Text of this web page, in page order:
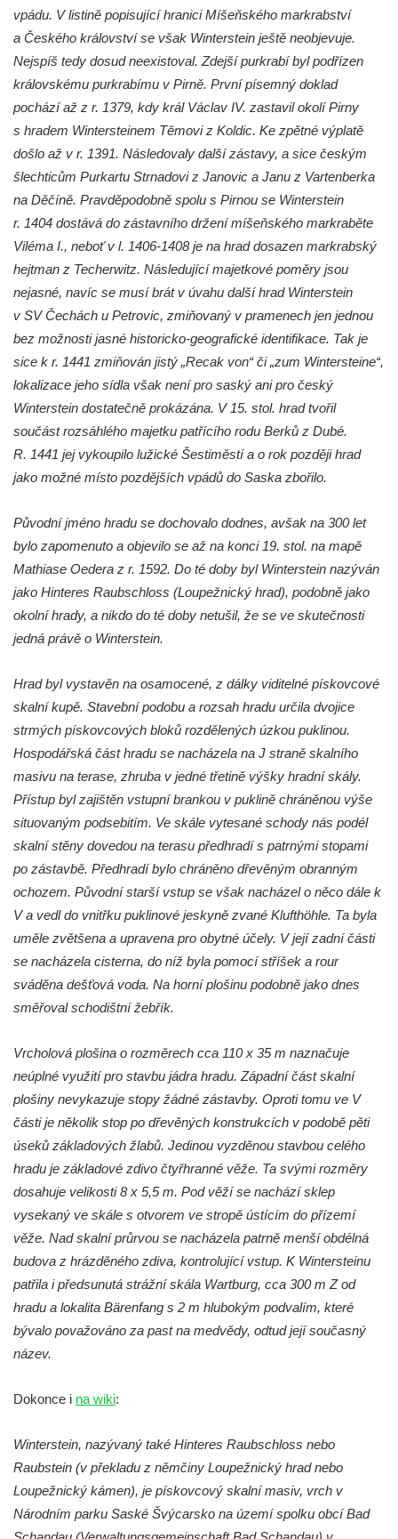
Hrad Jezdec
Hrad u Hvězdy
Hrad Čap
Hrad Bradlec
Hrad Klinštejn
Hrad Drábovna
Hrad Kvítkov
Hrad Milčany (Kickelsburg, nesprávně
Vítkovec)
Hrad Rybnov
Hrad Větrov (Winterstein)
Hrad Blansko
Hrad Mojžíř
Hrad Gutštejn
Rousínovský hrádek
Vlčí hrádek
Hrad Švamberk (Krasíkov)
Hrad Drábské světničky
Hrad Klamorna
Hrad Starý Rybník (Altenteich)
Hrad Perštejn (Borschenstein)
Tvrz Šumburk
Hrad Šumburk (Schönburg)
Hrad Krupka
Tvrz Stranné
Hrad Zbirohy
Hrad Hřídelík
Hrad Vrabinec
Hrad Andělská Hora
Hrad Milštejn
Hrad Kalich
Hrad Panna
Hrad Freudenstein (Jáchymov)
Hrad Hněvín
Hrad Hazmburk
Hrad Hungerberg
Hrad Hartenštejn
Hrad Oparno
Kamenice
nad Ploučnicí
Hrad Himlštejn
Skalní hrad Svojkov
Hrad Nejdek
vpádu. V listině popisující hranici Míšeňského markrabství
a Českého království se však Winterstein ještě neobjevuje.
Nejspíš tedy dosud neexistoval. Zdejší purkrabí byl podřízen
královskému purkrabímu v Pirně. První písemný doklad
pochází až z r. 1379, kdy král Václav IV. zastavil okolí Pirny
s hradem Wintersteinem Těmovi z Koldic. Ke zpětné výplatě
došlo až v r. 1391. Následovaly další zástavy, a sice českým
šlechticům Purkartu Strnadovi z Janovic a Janu z Vartenberka
na Děčíně. Pravděpodobně spolu s Pirnou se Winterstein
r. 1404 dostává do zástavního držení míšeňského markraběte
Viléma I., neboť v l. 1406-1408 je na hrad dosazen markrabský
hejtman z Techerwitz. Následující majetkové poměry jsou
nejasné, navíc se musí brát v úvahu další hrad Winterstein
v SV Čechách u Petrovic, zmiňovaný v pramenech jen jednou
bez možnosti jasné historicko-geografické identifikace. Tak je
sice k r. 1441 zmiňován jistý „Recak von“ či „zum Wintersteine“,
lokalizace jeho sídla však není pro saský ani pro český
Winterstein dostatečně prokázána. V 15. stol. hrad tvořil
součást rozsáhlého majetku patřícího rodu Berků z Dubé.
R. 1441 jej vykoupilo lužické Šestiměstí a o rok později hrad
jako možné místo pozdějších vpádů do Saska zbořilo.
Původní jméno hradu se dochovalo dodnes, avšak na 300 let
bylo zapomenuto a objevilo se až na konci 19. stol. na mapě
Mathiase Oedera z r. 1592. Do té doby byl Winterstein nazýván
jako Hinteres Raubschloss (Loupežnický hrad), podobně jako
okolní hrady, a nikdo do té doby netušil, že se ve skutečnosti
jedná právě o Winterstein.
Hrad byl vystavěn na osamocené, z dálky viditelné pískovcové
skalní kupě. Stavební podobu a rozsah hradu určila dvojice
strmých pískovcových bloků rozdělených úzkou puklinou.
Hospodářská část hradu se nacházela na J straně skalního
masivu na terase, zhruba v jedné třetině výšky hradní skály.
Přístup byl zajištěn vstupní brankou v puklině chráněnou výše
situovaným podsebitím. Ve skále vytesané schody nás podél
skalní stěny dovedou na terasu předhradí s patrnými stopami
po zástavbě. Předhradí bylo chráněno dřevěným obranným
ochozem. Původní starší vstup se však nacházel o něco dále k
V a vedl do vnitřku puklinové jeskyně zvané Klufthöhle. Ta byla
uměle zvětšena a upravena pro obytné účely. V její zadní části
se nacházela cisterna, do níž byla pomocí stříšek a rour
sváděna dešťová voda. Na horní plošinu podobně jako dnes
směřoval schodištní žebřík.
Vrcholová plošina o rozměrech cca 110 x 35 m naznačuje
neúplné využití pro stavbu jádra hradu. Západní část skalní
plošiny nevykazuje stopy žádné zástavby. Oproti tomu ve V
části je několik stop po dřevěných konstrukcích v podobě pěti
úseků základových žlabů. Jedinou vyzděnou stavbou celého
hradu je základové zdivo čtyřhranné věže. Ta svými rozměry
dosahuje velikosti 8 x 5,5 m. Pod věží se nachází sklep
vysekaný ve skále s otvorem ve stropě ústícím do přízemí
věže. Nad skalní průrvou se nacházela patrně menší obdélná
budova z hrázděného zdiva, kontrolující vstup. K Wintersteinu
patřila i předsunutá strážní skála Wartburg, cca 300 m Z od
hradu a lokalita Bärenfang s 2 m hlubokým podvalím, které
bývalo považováno za past na medvědy, odtud její současný
název.
Dokonce i na wiki:
Winterstein, nazývaný také Hinteres Raubschloss nebo
Raubstein (v překladu z němčiny Loupežnický hrad nebo
Loupežnický kámen), je pískovcový skalní masiv, vrch v
Národním parku Saské Švýcarsko na území spolku obcí Bad